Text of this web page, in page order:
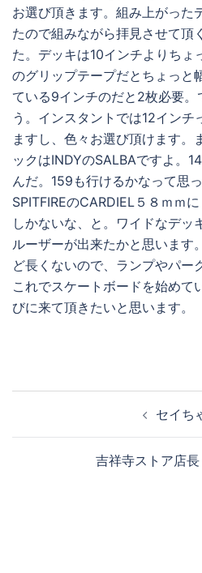
お選び頂きます。組み上がった
たので組みながら拝見させて頂
た。デッキは10インチよりちょ
のグリップテープだとちょっと
ている9インチのだと2枚必要。
う。インスタントでは12インチ
ますし、色々お選び頂けます。
ックはINDYのSALBAですよ。
んだ。159も行けるかなって思
SPITFIREのCARDIEL５８ｍｍ
しかないな、と。ワイドなデッ
ルーザーが出来たかと思います
ど長くないので、ランプやパー
これでスケートボードを始めて
びに来て頂きたいと思います。
ナ
セイち
吉祥寺ストア店長